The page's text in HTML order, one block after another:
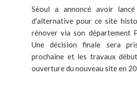
Séoul a annoncé avoir
d'alternative pour ce site
rénover via son département
Une décision finale sera
prochaine et les travaux
ouverture du nouveau site en